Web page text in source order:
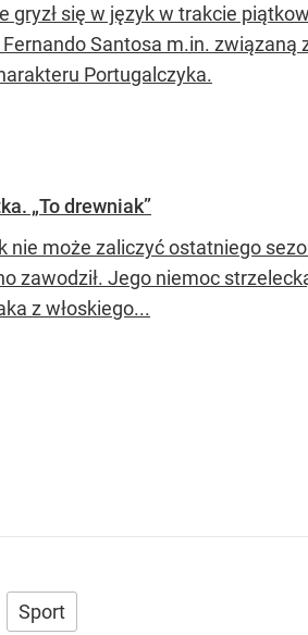
gryzł się w język w trakcie
Santosa m.in.
Portugalczyka.
„To drewniak”
nie może zaliczyć ostatniego
zawodził. Jego niemoc
z włoskiego...
Sport